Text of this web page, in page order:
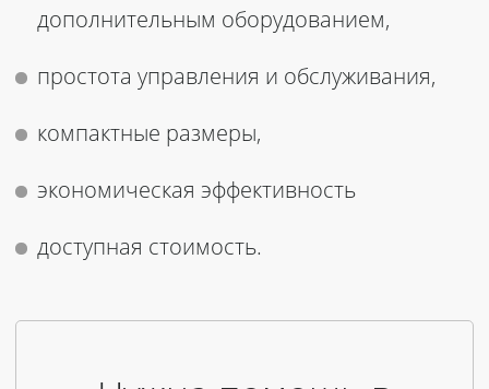
дополнительным оборудованием,
простота управления и обслуживания,
компактные размеры,
экономическая эффективность
доступная стоимость.